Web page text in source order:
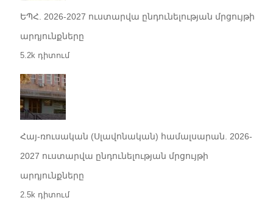
ԵՊՀ. 2026-2027 ուստարվա ընդունելության մրցույթի
արդյունքները
5.2k դիտում
Հայ-ռուսական (Սլավոնական) համալսարան. 2026-
2027 ուստարվա ընդունելության մրցույթի
արդյունքները
2.5k դիտում